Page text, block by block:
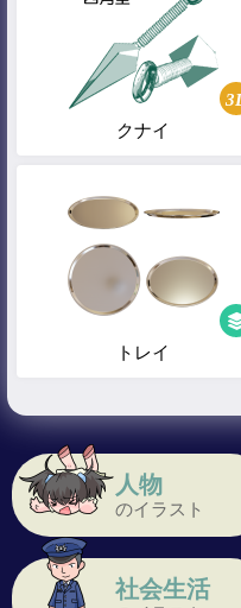
人物
のイラスト
社会生活
クナイ
トレイ